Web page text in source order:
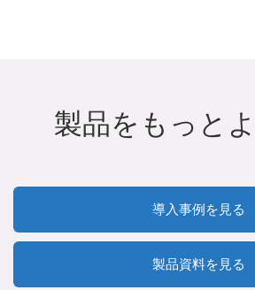
製品をもっと
導入事例を見る
製品資料を見る